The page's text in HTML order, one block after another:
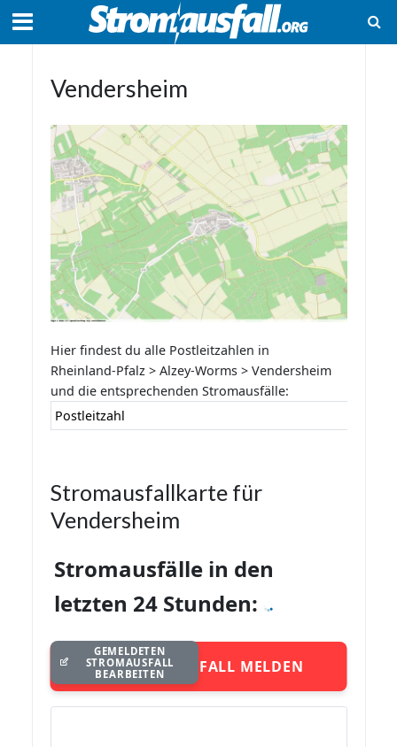
Vendersheim
Hier findest du alle Postleitzahlen in
Rheinland-Pfalz > Alzey-Worms > Vendersheim
und die entsprechenden Stromausfälle:
Postleitzahl
Stromausfallkarte für
Vendersheim
Stromausfälle in den
letzten 24 Stunden:
STROMAUSFALL MELDEN
GEMELDETEN
STROMAUSFALL
BEARBEITEN